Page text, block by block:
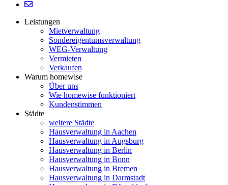
Leistungen
Mietverwaltung
Sondereigentumsverwaltung
WEG-Verwaltung
Vermieten
Verkaufen
Warum homewise
Über uns
Wie homewise funktioniert
Kundenstimmen
Städte
weitere Städte
Hausverwaltung in Aachen
Hausverwaltung in Augsburg
Hausverwaltung in Berlin
Hausverwaltung in Bonn
Hausverwaltung in Bremen
Hausverwaltung in Darmstadt